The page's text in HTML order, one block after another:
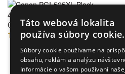
440 strán
Canon PGI-525XL Black
1,90€
Táto webová lokalita
používa súbory cookie.
Súbory cookie používame na
obsahu, reklám a analýzu
Informácie o vašom používaní